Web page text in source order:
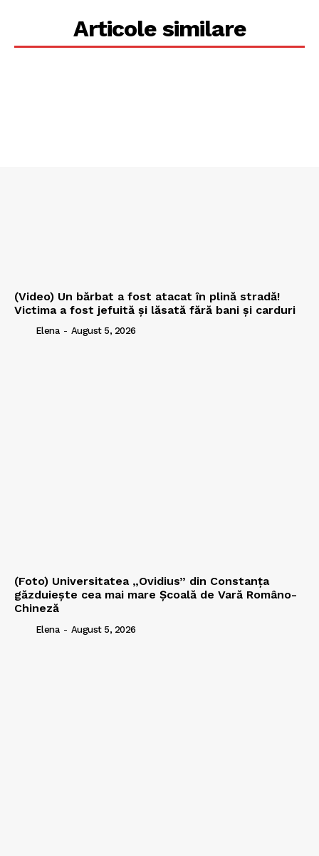
Articole similare
(Video) Un bărbat a fost atacat în plină stradă!
Victima a fost jefuită și lăsată fără bani și carduri
Elena - August 5, 2026
(Foto) Universitatea „Ovidius” din Constanța
găzduiește cea mai mare Școală de Vară Româno-
Chineză
Elena - August 5, 2026